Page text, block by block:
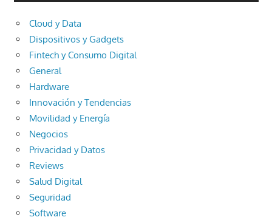
Cloud y Data
Dispositivos y Gadgets
Fintech y Consumo Digital
General
Hardware
Innovación y Tendencias
Movilidad y Energía
Negocios
Privacidad y Datos
Reviews
Salud Digital
Seguridad
Software